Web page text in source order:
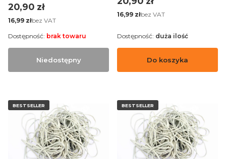
Cena
20,90 zł
Cena
16,99 złbez VAT
Niedostępny
Dostępność: brak towaru
Cena
16,99 złbez VAT
Do koszyka
Dostępność: duża ilość
BESTSELLER BESTSELLER